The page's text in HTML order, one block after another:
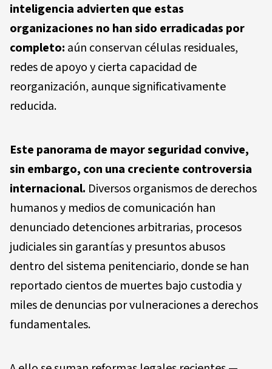
inteligencia advierten que estas
organizaciones no han sido erradicadas por
completo: aún conservan células residuales,
redes de apoyo y cierta capacidad de
reorganización, aunque significativamente
reducida.
Este panorama de mayor seguridad convive,
sin embargo, con una creciente controversia
internacional. Diversos organismos de derechos
humanos y medios de comunicación han
denunciado detenciones arbitrarias, procesos
judiciales sin garantías y presuntos abusos
dentro del sistema penitenciario, donde se han
reportado cientos de muertes bajo custodia y
miles de denuncias por vulneraciones a derechos
fundamentales.